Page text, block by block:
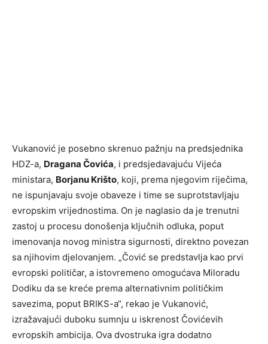
Vukanović je posebno skrenuo pažnju na predsjednika
HDZ-a, Dragana Čovića, i predsjedavajuću Vijeća
ministara, Borjanu Krišto, koji, prema njegovim riječima,
ne ispunjavaju svoje obaveze i time se suprotstavljaju
evropskim vrijednostima. On je naglasio da je trenutni
zastoj u procesu donošenja ključnih odluka, poput
imenovanja novog ministra sigurnosti, direktno povezan
sa njihovim djelovanjem. „Čović se predstavlja kao prvi
evropski političar, a istovremeno omogućava Miloradu
Dodiku da se kreće prema alternativnim političkim
savezima, poput BRIKS-a“, rekao je Vukanović,
izražavajući duboku sumnju u iskrenost Čovićevih
evropskih ambicija. Ova dvostruka igra dodatno